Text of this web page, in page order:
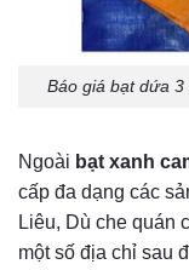
Báo giá bạt dứa
Ngoài bạt xanh
cấp đa dạng các
Liêu, Dù che quán
một số địa chỉ sau